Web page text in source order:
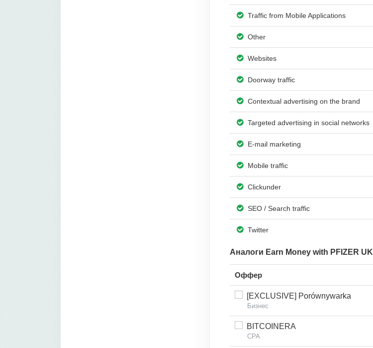
Traffic from Mobile Applications
Other
Websites
Doorway traffic
Contextual advertising on the brand
Targeted advertising in social networks
E-mail marketing
Mobile traffic
Clickunder
SEO / Search traffic
Twitter
Аналоги Earn Money with PFIZER UK
Оффер
[EXCLUSIVE] Porównywarka
Бизнес
BITCOINERA
CPA